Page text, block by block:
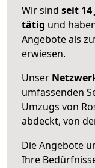
Wir sind seit
tätig und
Angebote als
erwiesen.
Unser
umfassenden
Umzugs von
abdeckt, von
Die Angebote
Ihre